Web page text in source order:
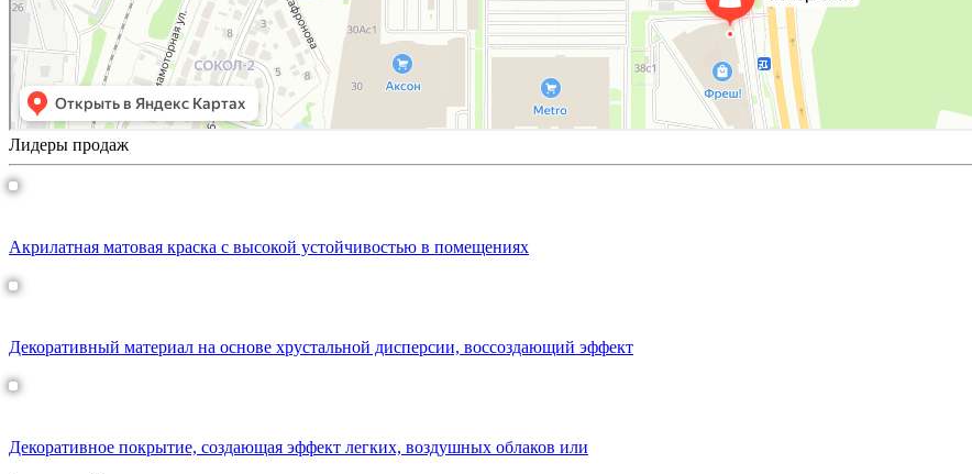
Подробней | В закладки
Лидеры продаж
Акрилатная матовая краска с высокой устойчивостью в помещениях
Декоративный материал на основе хрустальной дисперсии, воссоздающий эффект
Декоративное покрытие, создающая эффект легких, воздушных облаков или